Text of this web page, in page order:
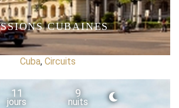
CUBAINES
Cuba, Circuits
11
jours
9
nuits